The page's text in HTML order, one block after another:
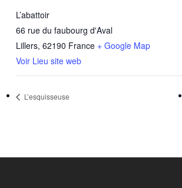
L’abattoir
66 rue du faubourg d'Aval
Lillers, 62190 France + Google Map
Voir Lieu site web
L’esquisseuse